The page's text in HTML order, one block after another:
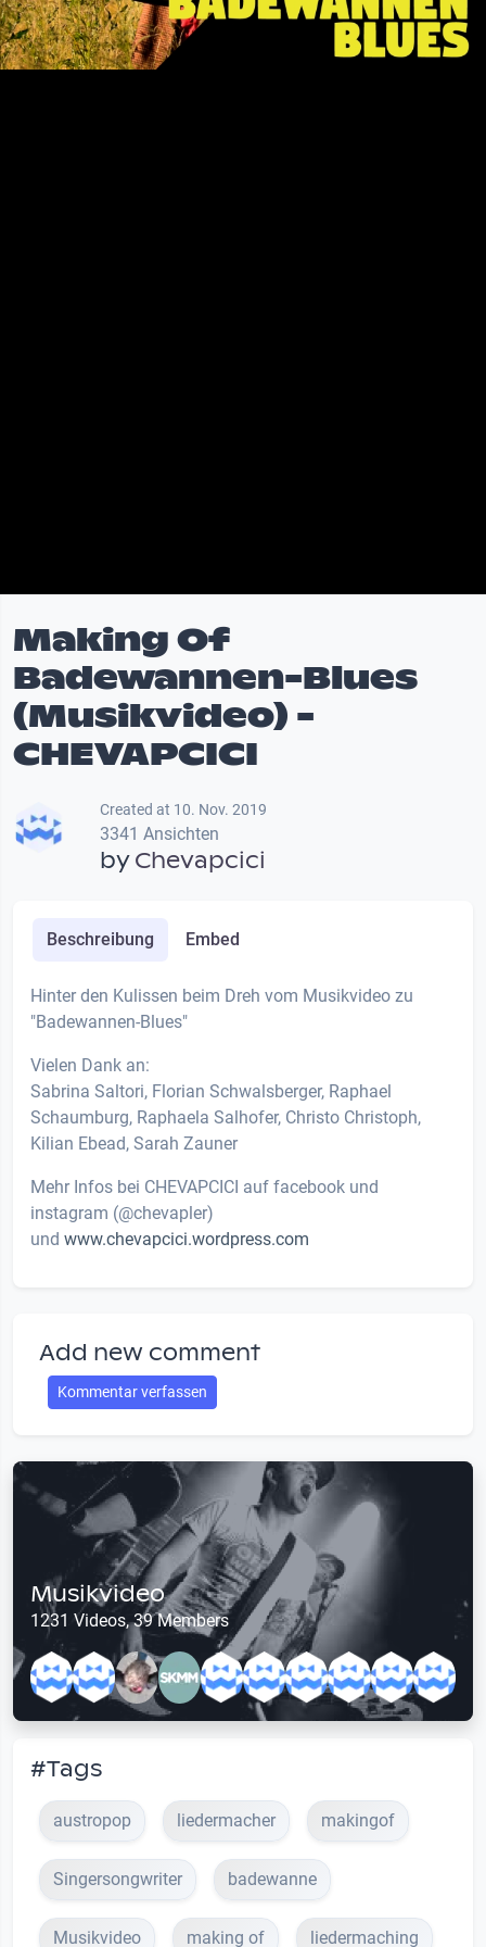
Making Of
Badewannen-Blues
(Musikvideo) -
CHEVAPCICI
Created at 10. Nov. 2019
3341 Ansichten
byChevapcici
Beschreibung Embed
Hinter den Kulissen beim Dreh vom Musikvideo zu
"Badewannen-Blues"
Vielen Dank an:
Sabrina Saltori, Florian Schwalsberger, Raphael
Schaumburg, Raphaela Salhofer, Christo Christoph,
Kilian Ebead, Sarah Zauner
Mehr Infos bei CHEVAPCICI auf facebook und
instagram (@chevapler)
und www.chevapcici.wordpress.com
Add new comment
Kommentar verfassen
Musikvideo
1231 Videos, 39 Members
#Tags
austropop liedermacher makingof
Singersongwriter badewanne
Musikvideo making of liedermaching